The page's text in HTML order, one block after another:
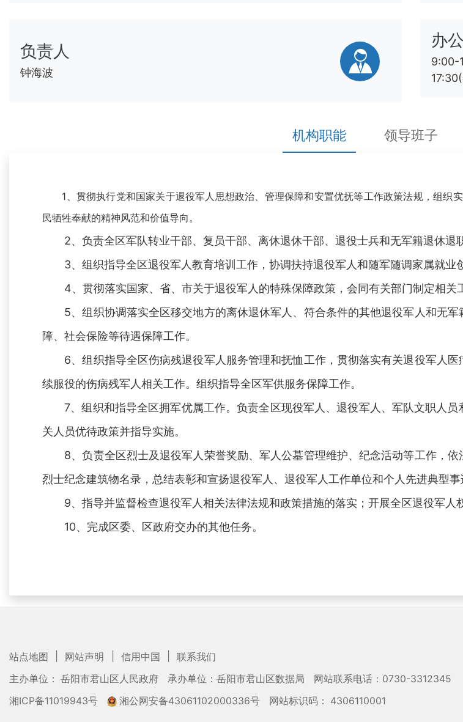
负责人
钟海波
办
9:00-
17:30(
机构职能 领导班子
1、贯彻执行党和国家关于退役军人思想政治、管理保障和安置优抚等工作政策法规，组织
民牺牲奉献的精神风范和价值导向。
2、负责全区军队转业干部、复员干部、离休退休干部、退役士兵和无军籍退休退
3、组织指导全区退役军人教育培训工作，协调扶持退役军人和随军随调家属就业创
4、贯彻落实国家、省、市关于退役军人的特殊保障政策，会同有关部门制定相关
5、组织协调落实全区移交地方的离休退休军人、符合条件的其他退役军人和无军
障、社会保险等待遇保障工作。
6、组织指导全区伤病残退役军人服务管理和抚恤工作，贯彻落实有关退役军人医
续服役的伤病残军人相关工作。组织指导全区军供服务保障工作。
7、组织和指导全区拥军优属工作。负责全区现役军人、退役军人、军队文职人员
关人员优待政策并指导实施。
8、负责全区烈士及退役军人荣誉奖励、军人公墓管理维护、纪念活动等工作，依
烈士纪念建筑物名录，总结表彰和宣扬退役军人、退役军人工作单位和个人先进典型事
9、指导并监督检查退役军人相关法律法规和政策措施的落实；开展全区退役军人
10、完成区委、区政府交办的其他任务。
站点地图 网站声明 信用中国
联系我们
主办单位： 岳阳市君山区人民政府
承办单位：岳阳市君山区数据局
网站联系电话：0730-3312345
湘ICP备11019943号
湘公网安备43061102000336号
网站标识码： 4306110001